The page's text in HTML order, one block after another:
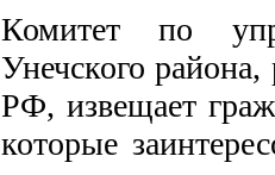
Комитет по
Унечского района,
РФ, извещает
которые